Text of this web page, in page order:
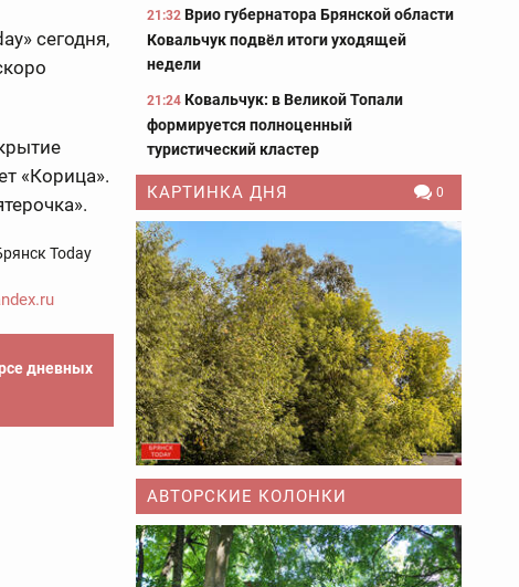
сегодня,
«Корица».
Today
дневных
21:32 Врио губернатора Брянской области
Ковальчук подвёл итоги уходящей
недели
21:24 Ковальчук: в Великой Топали
формируется полноценный
туристический кластер
КАРТИНКА ДНЯ 0
АВТОРСКИЕ КОЛОНКИ